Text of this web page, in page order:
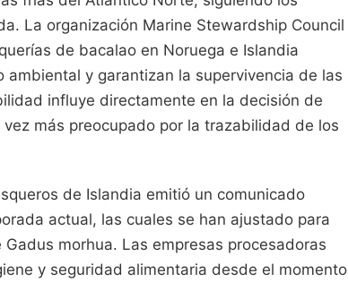
La organización Marine Stewardship Council
de bacalao en Noruega e Islandia
y garantizan la supervivencia de las
influye directamente en la decisión de
más preocupado por la trazabilidad de los
de Islandia emitió un comunicado
actual, las cuales se han ajustado para
morhua. Las empresas procesadoras
y seguridad alimentaria desde el momento